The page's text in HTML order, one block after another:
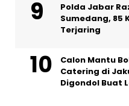
Polda Jabar
Sumedang, 85
Terjaring
Calon Mantu
Catering di
Digondol Buat